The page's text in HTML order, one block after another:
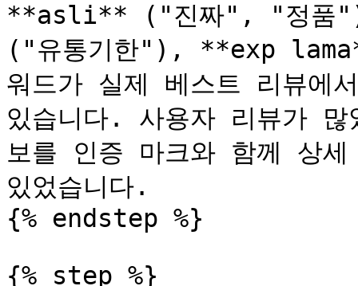
**asli** ("진짜", "정품
("유통기한"), **exp
워드가 실제 베스트 리뷰에
있습니다. 사용자 리뷰가
보를 인증 마크와 함께 상
있었습니다.
{% endstep %}
{% step %}